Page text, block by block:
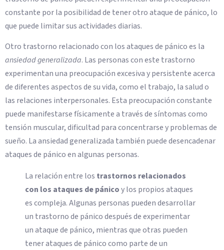
constante por la posibilidad de tener otro ataque de pánico, lo
que puede limitar sus actividades diarias.
Otro trastorno relacionado con los ataques de pánico es la
ansiedad generalizada. Las personas con este trastorno
experimentan una preocupación excesiva y persistente acerca
de diferentes aspectos de su vida, como el trabajo, la salud o
las relaciones interpersonales. Esta preocupación constante
puede manifestarse físicamente a través de síntomas como
tensión muscular, dificultad para concentrarse y problemas de
sueño. La ansiedad generalizada también puede desencadenar
ataques de pánico en algunas personas.
La relación entre los trastornos relacionados
con los ataques de pánicoy los propios ataques
es compleja. Algunas personas pueden desarrollar
un trastorno de pánico después de experimentar
un ataque de pánico, mientras que otras pueden
tener ataques de pánico como parte de un